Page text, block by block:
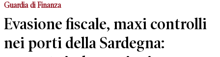
Guardia di Finanza
Evasione fiscale, maxi controlli
nei porti della Sardegna: